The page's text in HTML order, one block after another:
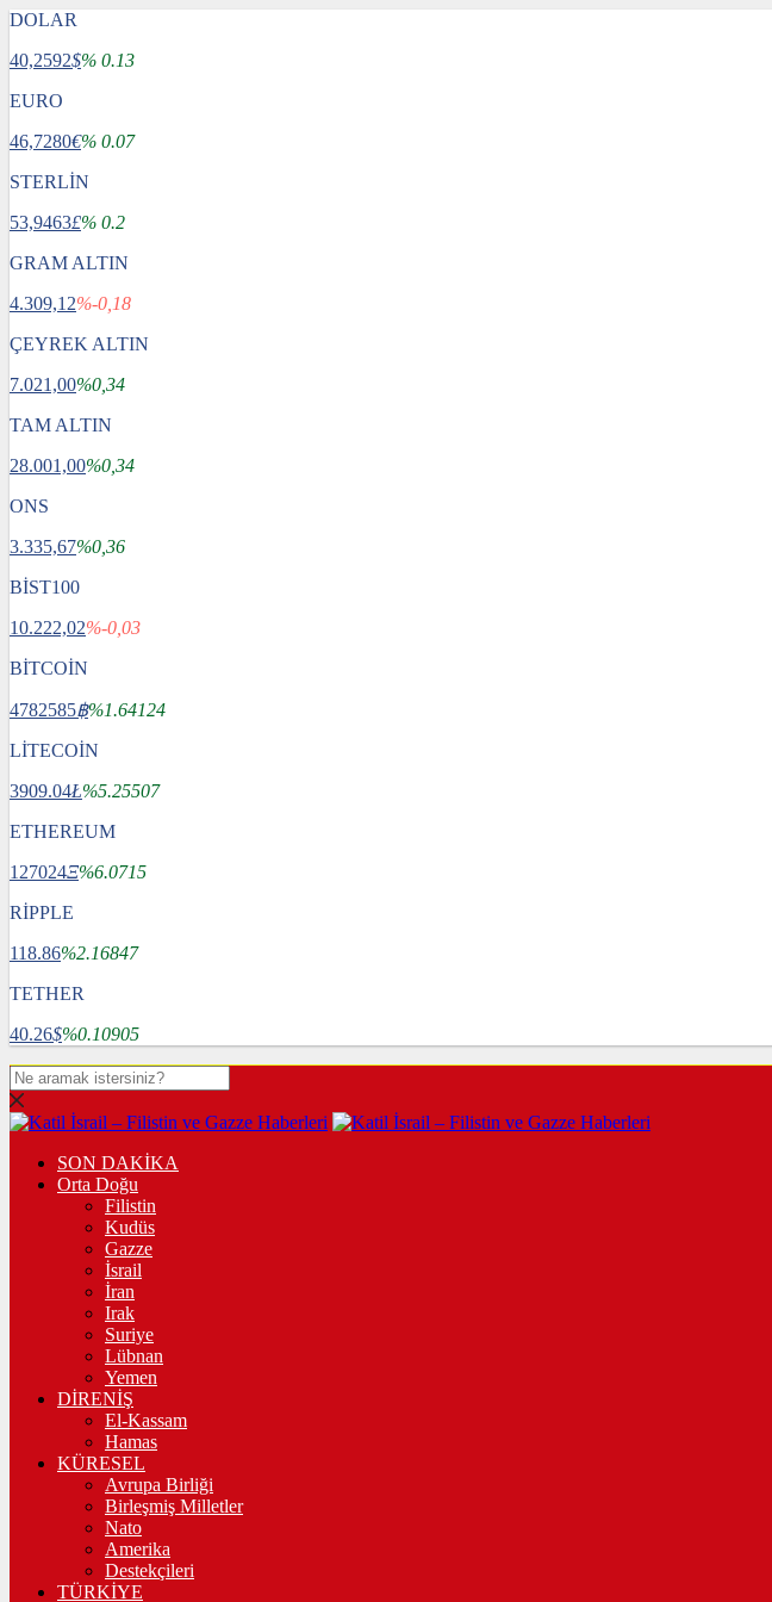
DOLAR
40,2592$% 0.13
EURO
46,7280€% 0.07
STERLİN
53,9463£% 0.2
GRAM ALTIN
4.309,12%-0,18
ÇEYREK ALTIN
7.021,00%0,34
TAM ALTIN
28.001,00%0,34
ONS
3.335,67%0,36
BİST100
10.222,02%-0,03
BİTCOİN
4782585฿%1.64124
LİTECOİN
3909.04Ł%5.25507
ETHEREUM
127024Ξ%6.0715
RİPPLE
118.86%2.16847
TETHER
40.26$%0.10905
SON DAKİKA
Orta Doğu
Filistin
Kudüs
Gazze
İsrail
İran
Irak
Suriye
Lübnan
Yemen
DİRENİŞ
El-Kassam
Hamas
KÜRESEL
Avrupa Birliği
Birleşmiş Milletler
Nato
Amerika
Destekçileri
TÜRKİYE